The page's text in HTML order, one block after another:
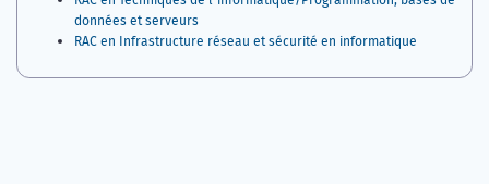
données et serveurs
RAC en Infrastructure réseau et sécurité en informatique